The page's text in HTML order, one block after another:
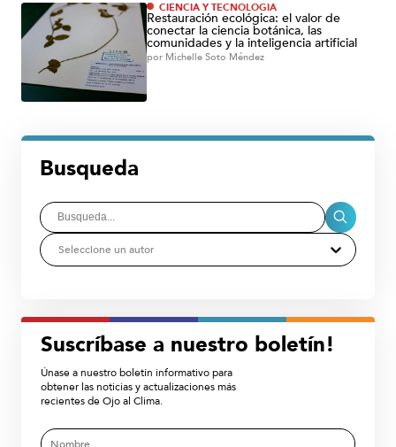
CIENCIA Y TECNOLOGÍA
Restauración ecológica: el valor de
conectar la ciencia botánica, las
comunidades y la inteligencia artificial
por Michelle Soto Méndez
Busqueda
Seleccione un autor
Suscríbase a nuestro boletín!
Únase a nuestro boletín informativo para
obtener las noticias y actualizaciones más
recientes de Ojo al Clima.